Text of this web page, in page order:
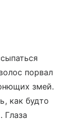
порвал
змей.
как будто
Глаза